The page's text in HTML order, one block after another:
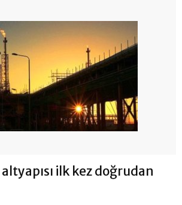
ilk kez doğrudan